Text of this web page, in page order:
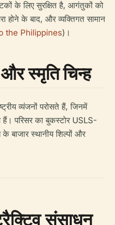
के लिए सुरक्षित है, आगंतुकों को
होने के बाद, और व्यक्तिगत सामान
the Philippines)।
स्मृति चिन्ह
व्यंजनों परोसते हैं, जिनमें
हैं। परिसर का बुकस्टोर USLS-
बाजार स्थानीय शिल्पों और
संसाधन